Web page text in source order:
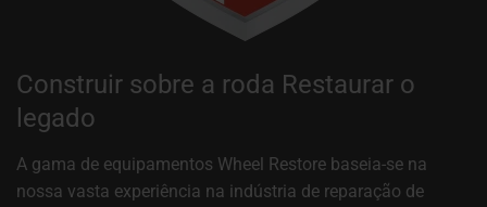
Construir sobre a roda Restaurar o
legado
A gama de equipamentos Wheel Restore baseia-se na
nossa vasta experiência na indústria de reparação de